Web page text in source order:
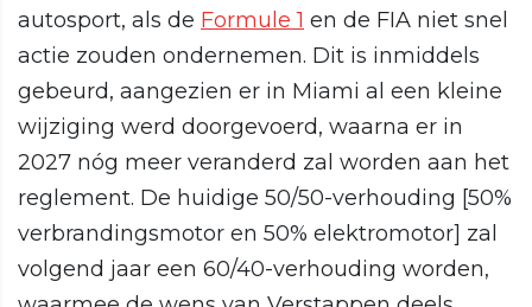
autosport, als de Formule 1 en de FIA niet snel
actie zouden ondernemen. Dit is inmiddels
gebeurd, aangezien er in Miami al een kleine
wijziging werd doorgevoerd, waarna er in
2027 nóg meer veranderd zal worden aan het
reglement. De huidige 50/50-verhouding [50%
verbrandingsmotor en 50% elektromotor] zal
volgend jaar een 60/40-verhouding worden,